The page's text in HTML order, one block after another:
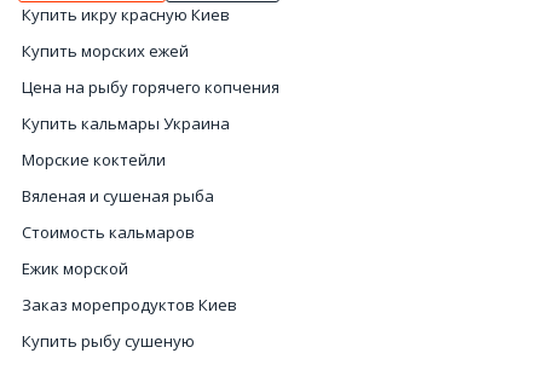
Купить икру красную Киев
Купить морских ежей
Цена на рыбу горячего копчения
Купить кальмары Украина
Морские коктейли
Вяленая и сушеная рыба
Стоимость кальмаров
Ежик морской
Заказ морепродуктов Киев
Купить рыбу сушеную